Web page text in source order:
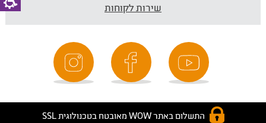
שירות לקוחות
התשלום באתר WOW מאובטח בטכנולוגית SSL